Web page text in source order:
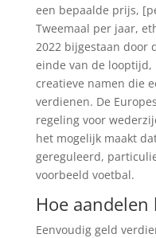
een bepaalde prijs,
Tweemaal per jaar,
2022 bijgestaan door
einde van de looptijd,
creatieve namen die
verdienen. De
regeling voor
het mogelijk maakt
gereguleerd,
voorbeeld voetbal.
Hoe
Eenvoudig geld